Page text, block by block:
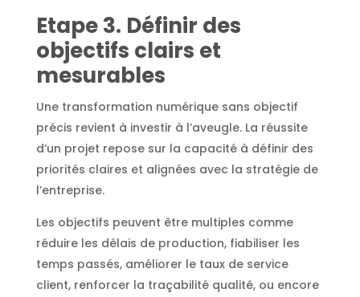
Etape 3. Définir des
objectifs clairs et
mesurables
Une transformation numérique sans objectif
précis revient à investir à l’aveugle. La réussite
d’un projet repose sur la capacité à définir des
priorités claires et alignées avec la stratégie de
l’entreprise.
Les objectifs peuvent être multiples comme
réduire les délais de production, fiabiliser les
temps passés, améliorer le taux de service
client, renforcer la traçabilité qualité, ou encore